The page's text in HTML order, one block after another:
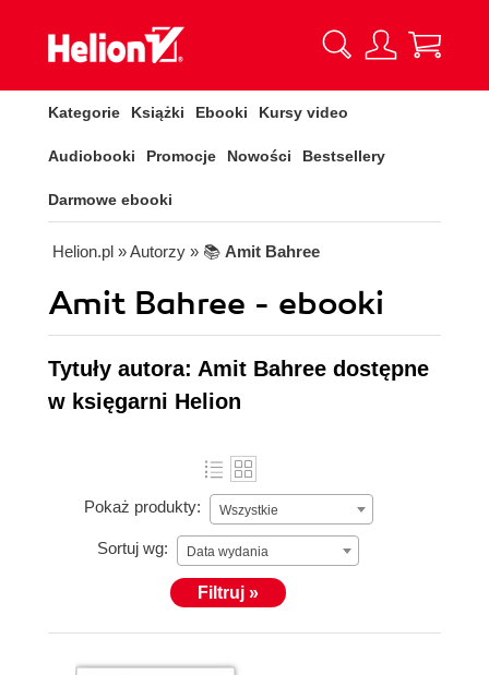
Kategorie Książki Ebooki Kursy video
Audiobooki Promocje Nowości Bestsellery
Darmowe ebooki
Helion.pl » Autorzy » 📚 Amit Bahree
Amit Bahree - ebooki
Tytuły autora: Amit Bahree dostępne
w księgarni Helion
Pokaż produkty: Wszystkie
Sortuj wg: Data wydania
Filtruj »